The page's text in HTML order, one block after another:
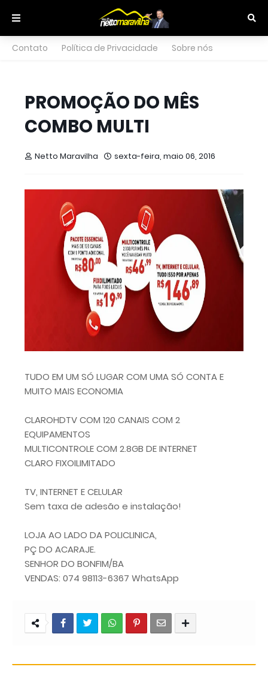
Contato Política de Privacidade Sobre nós
PROMOÇÃO DO MÊS
COMBO MULTI
Netto Maravilha sexta-feira, maio 06, 2016
TUDO EM UM SÓ LUGAR COM UMA SÓ CONTA E
MUITO MAIS ECONOMIA
CLAROHDTV COM 120 CANAIS COM 2
EQUIPAMENTOS
MULTICONTROLE COM 2.8GB DE INTERNET
CLARO FIXOILIMITADO
TV, INTERNET E CELULAR
Sem taxa de adesão e instalação!
LOJA AO LADO DA POLICLINICA,
PÇ DO ACARAJE.
SENHOR DO BONFIM/BA
VENDAS: 074 98113-6367 WhatsApp